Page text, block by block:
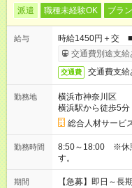
派遣 職種未経験OK ブラ
給与
時給1450円＋交 ■
交通費別途支給
交通費 交通費支給
勤務地
横浜市神奈川区
横浜駅から徒歩5分
総合人材サービ
勤務時間
8:50～18:00 ※休
す。
期間 【急募】即日～長期